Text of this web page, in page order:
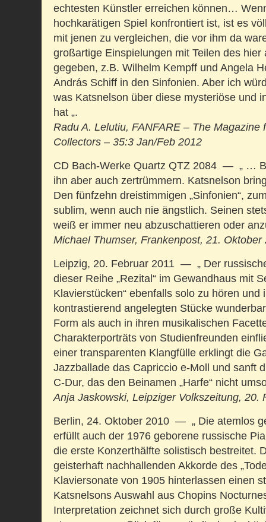
echtesten Künstler erreichen können…
hochkarätigen Spiel konfrontiert ist, ist es
mit jenen zu vergleichen, die vor ihm da
großartige Einspielungen mit Teilen des
gegeben, z.B. Wilhelm Kempff und Angela
András Schiff in den Sinfonien. Aber ich
was Katsnelson über diese mysteriöse und
hat „.
Radu A. Lelutiu, FANFARE – The Magazine
Collectors – 35:3 Jan/Feb 2012
CD Bach-Werke Quartz QTZ 2084 — „ …
ihn aber auch zertrümmern. Katsnelson
Den fünfzehn dreistimmigen „Sinfonien“,
sublim, wenn auch nie ängstlich. Seinen
weiß er immer neu abzuschattieren oder
Michael Thumser, Frankenpost, 21. Oktober
Leipzig, 20. Februar 2011 — „ Der
dieser Reihe „Rezital“ im Gewandhaus mit
Klavierstücken“ ebenfalls solo zu hören und
kontrastierend angelegten Stücke
Form als auch in ihren musikalischen
Charakterporträts von Studienfreunden
einer transparenten Klangfülle erklingt die
Jazzballade das Capriccio e-Moll und sanft
C-Dur, das den Beinamen „Harfe“ nicht
Anja Jaskowski, Leipziger Volkszeitung, 20.
Berlin, 24. Oktober 2010 — „ Die atemlos
erfüllt auch der 1976 geborene russische
die erste Konzerthälfte solistisch bestreitet.
geisterhaft nachhallenden Akkorde des
Klaviersonate von 1905 hinterlassen einen
Katsnelsons Auswahl aus Chopins
Interpretation zeichnet sich durch große